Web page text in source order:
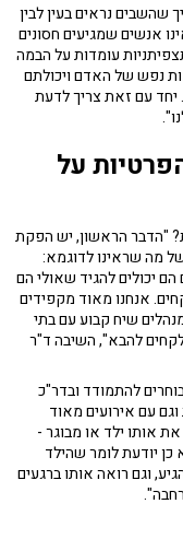
שהשבים נראים בעין לבין
אנשים שמגיעים חסונים
עומדות על הבמה
נפש של האדם ויכולתם
יחד עם זאת צריך לדעת
על
"הדבר הראשון, יש הפקת
מה שראינו לדוגמא:
יכולים להגיד שאולי הם
אנחנו מאוד מקפידים
שיח קבוע עם בתי
להבא", השיבה ד"ר
להתמודד ובדר"כ
עם אירועים מאוד
אותו ילד או מבוגר -
כן יודעת לומר שהילד
וגם רואה אותו ברגעים